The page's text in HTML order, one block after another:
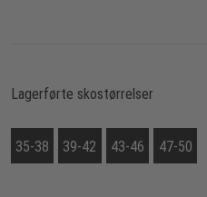
Lagerførte skostørrelser
35-38 39-42 43-46 47-50